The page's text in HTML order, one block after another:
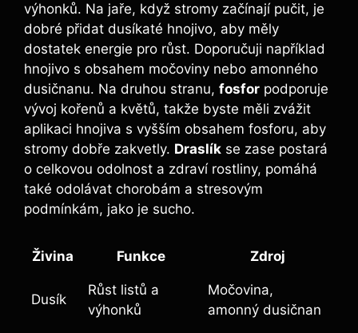
výhonků. Na jaře, když stromy začínají pučit, je
dobré přidat dusíkaté‍ hnojivo, aby měly
dostatek energie pro‍ růst. Doporučuji⁢ například
‌hnojivo s obsahem močoviny nebo amonného‍
dusičnanu. Na druhou stranu, fosfor podporuje
vývoj kořenů a květů, takže byste⁣ měli zvážit
aplikaci hnojiva ⁣s vyšším obsahem fosforu, aby
stromy dobře zakvetly. Draslík se ⁤zase postará
o celkovou odolnost a zdraví rostliny, pomáhá
také ​odolávat chorobám a stresovým
podmínkám, jako je sucho.
Živina Funkce Zdroj
Dusík
Růst‌ listů a
výhonků
Močovina,
amonný dusičnan